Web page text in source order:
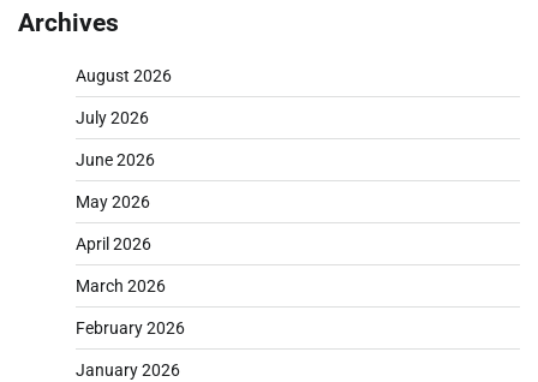
Archives
August 2026
July 2026
June 2026
May 2026
April 2026
March 2026
February 2026
January 2026